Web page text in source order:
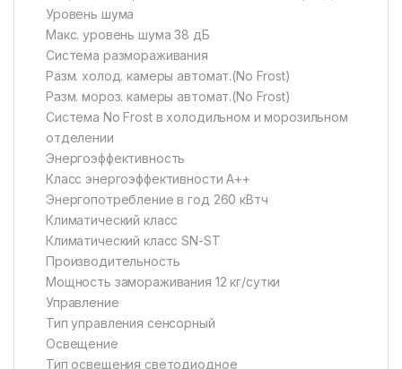
Уровень шума
Макс. уровень шума 38 дБ
Система размораживания
Разм. холод. камеры автомат.(No Frost)
Разм. мороз. камеры автомат.(No Frost)
Система No Frost в холодильном и морозильном
отделении
Энергоэффективность
Класс энергоэффективности A++
Энергопотребление в год 260 кВтч
Климатический класс
Климатический класс SN-ST
Производительность
Мощность замораживания 12 кг/сутки
Управление
Тип управления сенсорный
Освещение
Тип освещения светодиодное